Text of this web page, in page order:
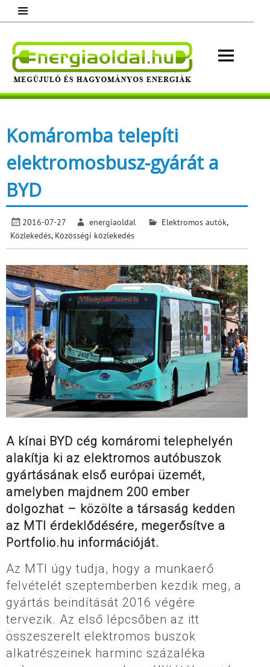
content
Megújuló és hagyományos energiák.
Komáromba telepíti
elektromosbusz-gyárát a
BYD
2016-07-27 energiaoldal Elektromos autók,
Közlekedés, Közösségi közlekedés
A kínai BYD cég komáromi telephelyén
alakítja ki az elektromos autóbuszok
gyártásának első európai üzemét,
amelyben majdnem 200 ember
dolgozhat – közölte a társaság kedden
az MTI érdeklődésére, megerősítve a
Portfolio.hu információját.
Az MTI úgy tudja, hogy a munkaerő
felvételét szeptemberben kezdik meg, a
gyártás beindítását 2016 végére
tervezik. Az első lépcsőben az itt
összeszerelt elektromos buszok
alkatrészeinek harminc százaléka